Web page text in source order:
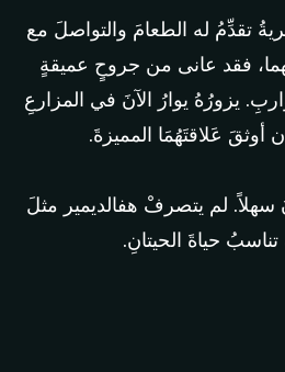
تقدِّمُ له الطعامَ والتواصلَ مع
فقد عانى من جروحٍ عميقةٍ
يزورُهُ يوارُ الآنَ في المزارعِ
عَلاقتَهُمَا المميزةَ.
لم يتصرفْ هفالديمير مثلَ
حياةَ الحيتانِ.